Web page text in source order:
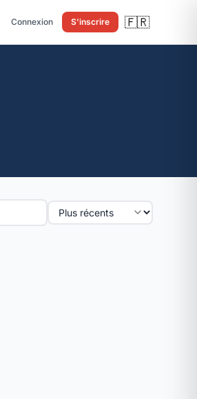
Connexion S'inscrire 🇫🇷